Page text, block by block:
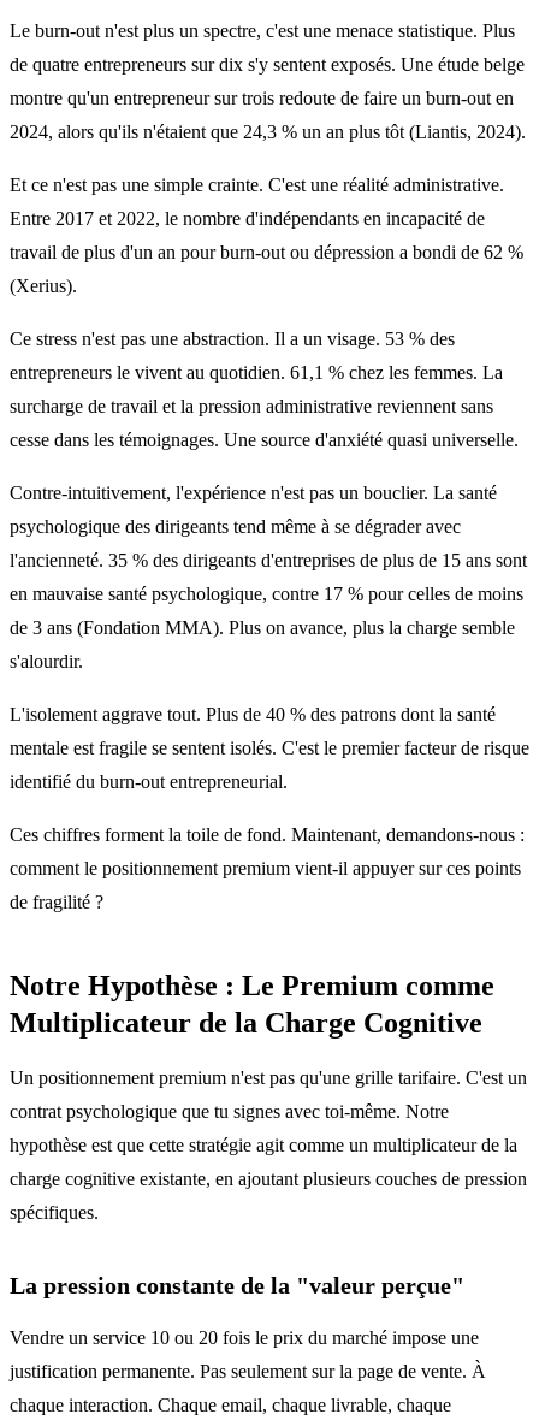
Le burn-out n'est plus un spectre, c'est une menace statistique. Plus
de quatre entrepreneurs sur dix s'y sentent exposés. Une étude belge
montre qu'un entrepreneur sur trois redoute de faire un burn-out en
2024, alors qu'ils n'étaient que 24,3 % un an plus tôt (Liantis, 2024).
Et ce n'est pas une simple crainte. C'est une réalité administrative.
Entre 2017 et 2022, le nombre d'indépendants en incapacité de
travail de plus d'un an pour burn-out ou dépression a bondi de 62 %
(Xerius).
Ce stress n'est pas une abstraction. Il a un visage. 53 % des
entrepreneurs le vivent au quotidien. 61,1 % chez les femmes. La
surcharge de travail et la pression administrative reviennent sans
cesse dans les témoignages. Une source d'anxiété quasi universelle.
Contre-intuitivement, l'expérience n'est pas un bouclier. La santé
psychologique des dirigeants tend même à se dégrader avec
l'ancienneté. 35 % des dirigeants d'entreprises de plus de 15 ans sont
en mauvaise santé psychologique, contre 17 % pour celles de moins
de 3 ans (Fondation MMA). Plus on avance, plus la charge semble
s'alourdir.
L'isolement aggrave tout. Plus de 40 % des patrons dont la santé
mentale est fragile se sentent isolés. C'est le premier facteur de risque
identifié du burn-out entrepreneurial.
Ces chiffres forment la toile de fond. Maintenant, demandons-nous :
comment le positionnement premium vient-il appuyer sur ces points
de fragilité ?
Notre Hypothèse : Le Premium comme
Multiplicateur de la Charge Cognitive
Un positionnement premium n'est pas qu'une grille tarifaire. C'est un
contrat psychologique que tu signes avec toi-même. Notre
hypothèse est que cette stratégie agit comme un multiplicateur de la
charge cognitive existante, en ajoutant plusieurs couches de pression
spécifiques.
La pression constante de la "valeur perçue"
Vendre un service 10 ou 20 fois le prix du marché impose une
justification permanente. Pas seulement sur la page de vente. À
chaque interaction. Chaque email, chaque livrable, chaque